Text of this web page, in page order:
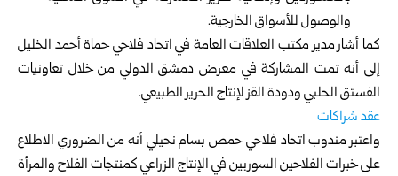
والوصول للأسواق الخارجية.
كما أشار مدير مكتب العلاقات العامة في اتحاد فلاحي حماة أحمد الخليل
إلى أنه تمت المشاركة في معرض دمشق الدولي من خلال تعاونيات
الفستق الحلبي ودودة القز لإنتاج الحرير الطبيعي.
عقد شراكات
واعتبر مندوب اتحاد فلاحي حمص بسام نحيلي أنه من الضروري الاطلاع
على خبرات الفلاحين السوريين في الإنتاج الزراعي كمنتجات الفلاح والمرأة